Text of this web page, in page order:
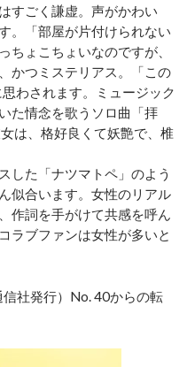
すごく謙虚。声がかわい
。「部屋が片付けられない
ちょこちょいなのですが、
かつミステリアス。「この
わされます。ミュージック
た情念を歌うソロ曲「拝
は、格好良くて妖艶で、椎
した「ナツマトペ」のよう
似合います。女性のリアル
作詞を手がけて共感を呼ん
ラブファンは女性が多いと
社発行）No. 40からの転